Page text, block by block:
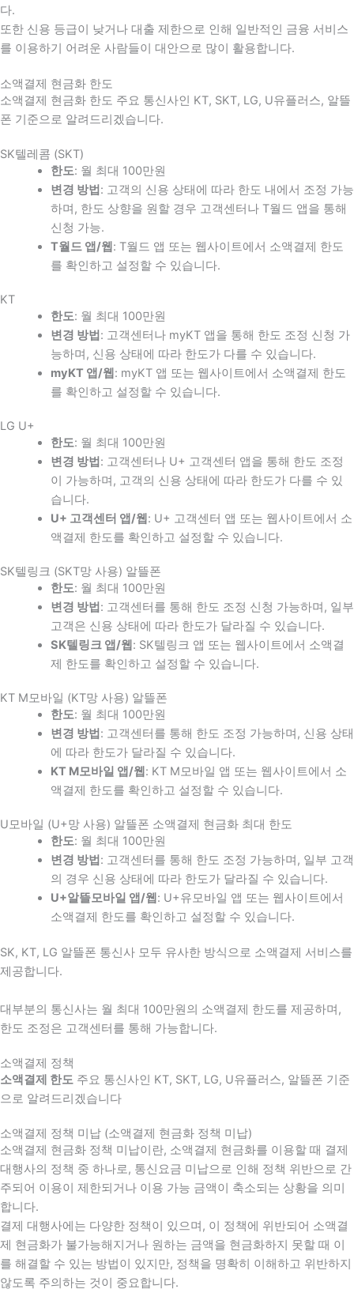
다.
또한 신용 등급이 낮거나 대출 제한으로 인해 일반적인 금융 서비스
를 이용하기 어려운 사람들이 대안으로 많이 활용합니다.
소액결제 현금화 한도
소액결제 현금화 한도 주요 통신사인 KT, SKT, LG, U유플러스, 알뜰
폰 기준으로 알려드리겠습니다.
SK텔레콤 (SKT)
한도: 월 최대 100만원
변경 방법 : 고객의 신용 상태에 따라 한도 내에서 조정 가능
하며, 한도 상향을 원할 경우 고객센터나 T월드 앱을 통해
신청 가능.
T월드 앱/웹 : T월드 앱 또는 웹사이트에서 소액결제 한도
를 확인하고 설정할 수 있습니다.
KT
한도: 월 최대 100만원
변경 방법 : 고객센터나 myKT 앱을 통해 한도 조정 신청 가
능하며, 신용 상태에 따라 한도가 다를 수 있습니다.
myKT 앱/웹 : myKT 앱 또는 웹사이트에서 소액결제 한도
를 확인하고 설정할 수 있습니다.
LG U+
한도: 월 최대 100만원
변경 방법 : 고객센터나 U+ 고객센터 앱을 통해 한도 조정
이 가능하며, 고객의 신용 상태에 따라 한도가 다를 수 있
습니다.
U+ 고객센터 앱/웹 : U+ 고객센터 앱 또는 웹사이트에서 소
액결제 한도를 확인하고 설정할 수 있습니다.
SK텔링크 (SKT망 사용) 알뜰폰
한도: 월 최대 100만원
변경 방법 : 고객센터를 통해 한도 조정 신청 가능하며, 일부
고객은 신용 상태에 따라 한도가 달라질 수 있습니다.
SK텔링크 앱/웹 : SK텔링크 앱 또는 웹사이트에서 소액결
제 한도를 확인하고 설정할 수 있습니다.
KT M모바일 (KT망 사용) 알뜰폰
한도: 월 최대 100만원
변경 방법 : 고객센터를 통해 한도 조정 가능하며, 신용 상태
에 따라 한도가 달라질 수 있습니다.
KT M모바일 앱/웹 : KT M모바일 앱 또는 웹사이트에서 소
액결제 한도를 확인하고 설정할 수 있습니다.
U모바일 (U+망 사용) 알뜰폰 소액결제 현금화 최대 한도
한도: 월 최대 100만원
변경 방법 : 고객센터를 통해 한도 조정 가능하며, 일부 고객
의 경우 신용 상태에 따라 한도가 달라질 수 있습니다.
U+알뜰모바일 앱/웹 : U+유모바일 앱 또는 웹사이트에서
소액결제 한도를 확인하고 설정할 수 있습니다.
SK, KT, LG 알뜰폰 통신사 모두 유사한 방식으로 소액결제 서비스를
제공합니다.
대부분의 통신사는 월 최대 100만원의 소액결제 한도를 제공하며,
한도 조정은 고객센터를 통해 가능합니다.
소액결제 정책
소액결제 한도 주요 통신사인 KT, SKT, LG, U유플러스, 알뜰폰 기준
으로 알려드리겠습니다
소액결제 정책 미납 (소액결제 현금화 정책 미납)
소액결제 현금화 정책 미납이란, 소액결제 현금화를 이용할 때 결제
대행사의 정책 중 하나로, 통신요금 미납으로 인해 정책 위반으로 간
주되어 이용이 제한되거나 이용 가능 금액이 축소되는 상황을 의미
합니다.
결제 대행사에는 다양한 정책이 있으며, 이 정책에 위반되어 소액결
제 현금화가 불가능해지거나 원하는 금액을 현금화하지 못할 때 이
를 해결할 수 있는 방법이 있지만, 정책을 명확히 이해하고 위반하지
않도록 주의하는 것이 중요합니다.